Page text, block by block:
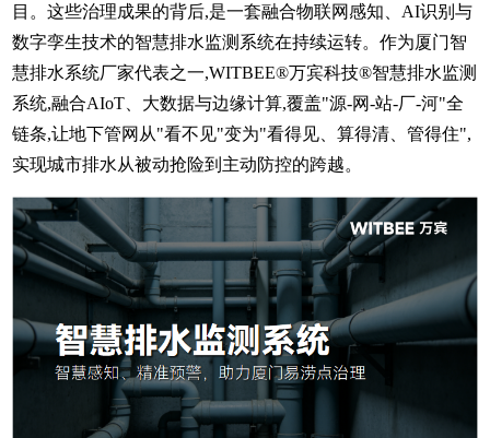
目。这些治理成果的背后,是一套融合物联网感知、AI识别与
数字孪生技术的智慧排水监测系统在持续运转。作为厦门智
慧排水系统厂家代表之一,WITBEE®万宾科技®智慧排水监测
系统,融合AIoT、大数据与边缘计算,覆盖"源-网-站-厂-河"全
链条,让地下管网从"看不见"变为"看得见、算得清、管得住",
实现城市排水从被动抢险到主动防控的跨越。